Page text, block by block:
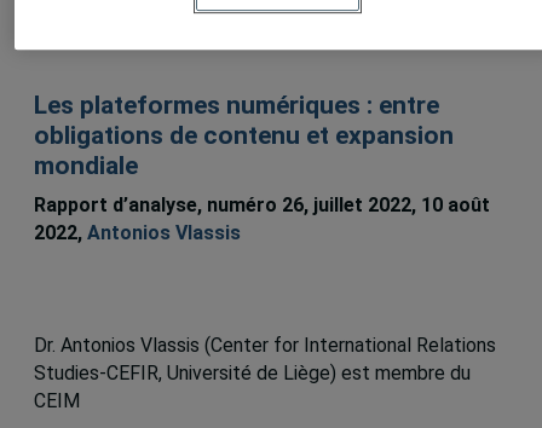
Sur le même sujet
Les plateformes numériques : entre
obligations de contenu et expansion
mondiale
Rapport d’analyse, numéro 26, juillet 2022, 10 août
2022, Antonios Vlassis
Dr. Antonios Vlassis (Center for International Relations
Studies-CEFIR, Université de Liège) est membre du
CEIM